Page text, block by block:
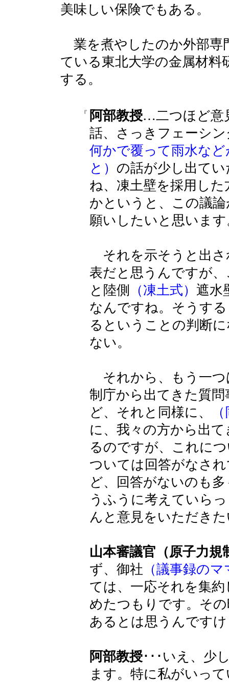
美味しい保険でもある。
業を煮やしたのか外部専
ている東北大学の金属材料
する。
『 阿部教授…二つほど意
話、さっきフェーシン
何かで覆って雨水な
と） の話が少し出て
ね、凍土壁を採用し
かというと、この議
願いしたいと思います
それを示そうと出さ
表だと思うんですが
と陸側
（凍土式） 遮水
なんですね。そうす
るということの判断
ない。
それから、もう一つ
制庁から出てきた質
ど、それと同様に、
に、我々の方から出
るのですが、これに
ついては回答がなさ
ど、回答がないのも
うふうに考えていら
んと意見をいただき
山本審議官（原子力規
ず、御社 （議事録の
ては、一応それを集
めたつもりです。そ
あるとは思うんです
阿部教授･･･いえ、少
ます。特に私がいっ